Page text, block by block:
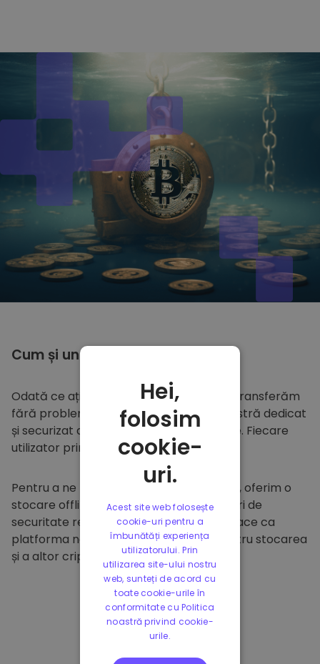
Cum și unde să
Odată ce ați cumpărat peKriptomat
, îl transferăm
fără probleme în portofelul dumneavoastră dedicat
și securizat din cadrul platformei noastre. Fiecare
utilizator primește un portofel individual.
Pentru a ne proteja clienții și fondurile lor, oferim o
stocare offline sigură și efectuăm audituri de
securitate regulate. Această abordare face ca
platforma noastră să fie un paradis pentru stocarea
și a altor criptomonede.
Hei,
folosim
cookie-
uri.
Acest site web folosește
cookie-uri pentru a
îmbunătăți experiența
utilizatorului. Prin
utilizarea site-ului nostru
web, sunteți de acord cu
toate cookie-urile în
conformitate cu Politica
noastră privind cookie-
urile.